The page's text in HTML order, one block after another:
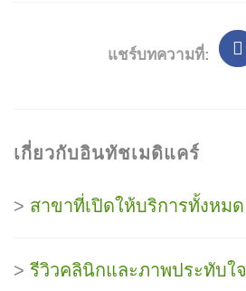
แชร์บทความที่:
เกี่ยวกับอินทัชเมดิแคร์
> สาขาที่เปิดให้บริการทั้งหมด
> รีวิวคลินิกและภาพประทับใจ